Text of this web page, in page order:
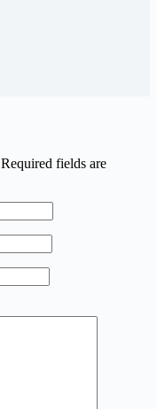
Required fields are